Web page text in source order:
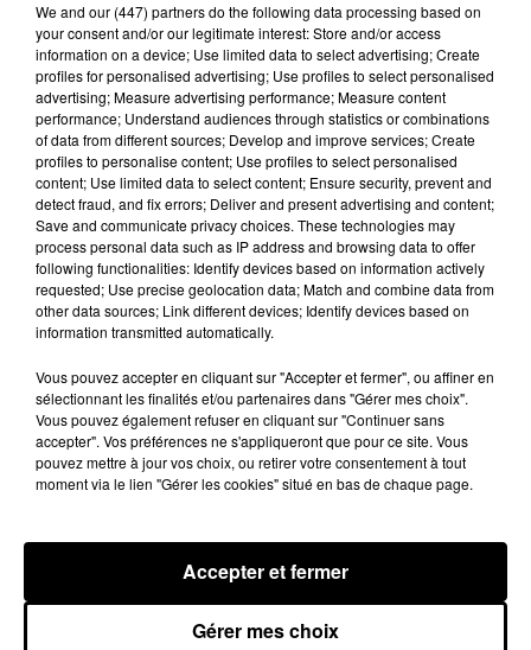
Des tentatives de fraudes à Mainvilliers
informations personnelles.
LE GRAND FORMAT Voir plus
We and our (447) partnersdo the following data processing based on
your consent and/or our legitimate interest: Store and/or access
information on a device; Use limited data to select advertising; Create
profiles for personalised advertising; Use profiles to select personalised
advertising; Measure advertising performance; Measure content
performance; Understand audiences through statistics or combinations
of data from different sources; Develop and improve services; Create
profiles to personalise content; Use profiles to select personalised
content; Use limited data to select content; Ensure security, prevent and
detect fraud, and fix errors; Deliver and present advertising and content;
Save and communicate privacy choices. These technologies may
process personal data such as IP address and browsing data to offer
following functionalities: Identify devices based on information actively
requested; Use precise geolocation data; Match and combine data from
other data sources; Link different devices; Identify devices based on
information transmitted automatically.
Vous pouvez accepter en cliquant sur "Accepter et fermer", ou affiner en
sélectionnant les finalités et/ou partenaires dans "Gérer mes choix".
Vous pouvez également refuser en cliquant sur "Continuer sans
accepter". Vos préférences ne s'appliqueront que pour ce site. Vous
pouvez mettre à jour vos choix, ou retirer votre consentement à tout
moment via le lien "Gérer les cookies" situé en bas de chaque page.
Gérer mes choix
Accepter et fermer